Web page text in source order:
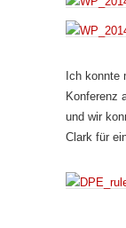
Ich konnte
Konferenz
und wir
Clark für